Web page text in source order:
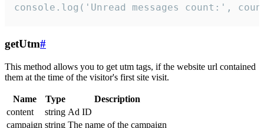
console.log('Unread messages count:',
getUtm#
This method allows you to get utm tags, if the website url contained
them at the time of the visitor's first site visit.
Name Type
Description
content
string Ad ID
campaign string The name of the campaign